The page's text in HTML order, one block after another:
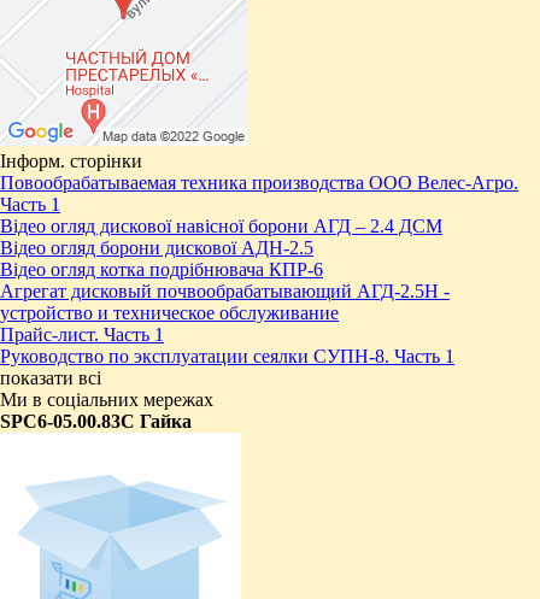
Інформ. сторінки
Повообрабатываемая техника производства ООО Велес-Агро.
Часть 1
Відео огляд дискової навісної борони АГД – 2.4 ДСМ
Відео огляд борони дискової АДН-2.5
Відео огляд котка подрібнювача КПР-6
Агрегат дисковый почвообрабатывающий АГД-2.5Н -
устройство и техническое обслуживание
Прайс-лист. Часть 1
Руководство по эксплуатации сеялки СУПН-8. Часть 1
показати всі
Ми в соціальних мережах
SPC6-05.00.83С Гайка